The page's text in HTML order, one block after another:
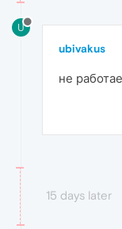
U
ubivakus
не
15 days later